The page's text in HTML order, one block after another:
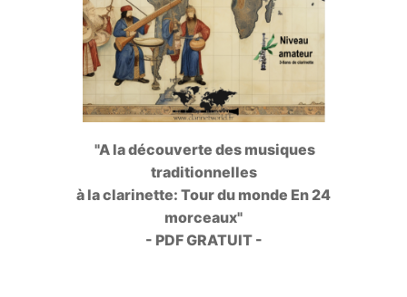
"A la découverte des musiques
traditionnelles
à la clarinette: Tour du monde En 24
morceaux"
- PDF GRATUIT -